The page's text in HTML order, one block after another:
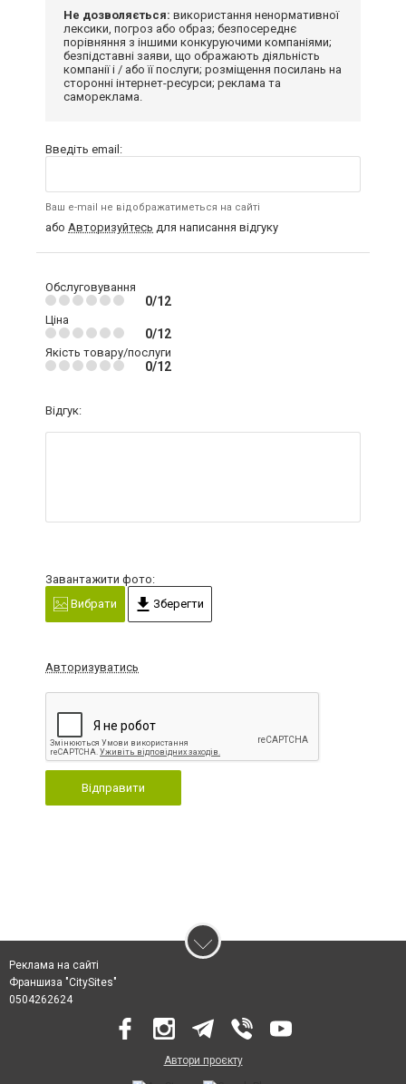
Не дозволяється: використання ненормативної
лексики, погроз або образ; безпосереднє
порівняння з іншими конкуруючими компаніями;
безпідставні заяви, що ображають діяльність
компанії і / або її послуги; розміщення посилань на
сторонні інтернет-ресурси; реклама та
самореклама.
Введіть email:
Ваш e-mail не відображатиметься на сайті
або Авторизуйтесь для написання відгуку
Обслуговування
0/12
Ціна
0/12
Якість товару/послуги
0/12
Відгук:
Завантажити фото:
Вибрати
Зберегти
Авторизуватись
Відправити
Реклама на сайті
Франшиза "CitySites"
0504262624
Автори проєкту